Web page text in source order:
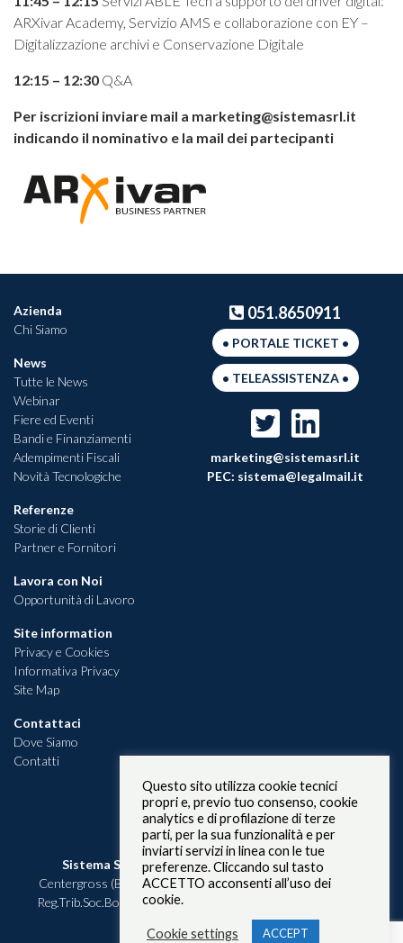
ARXivar Academy, Servizio AMS e collaborazione con EY –
Digitalizzazione archivi e Conservazione Digitale
12:15 – 12:30 Q&A
Per iscrizioni inviare mail a marketing@sistemasrl.it
indicando il nominativo e la mail dei partecipanti
Azienda
Chi Siamo
News
Tutte le News
Webinar
Fiere ed Eventi
Bandi e Finanziamenti
Adempimenti Fiscali
Novità Tecnologiche
Referenze
Storie di Clienti
Partner e Fornitori
Lavora con Noi
Opportunità di Lavoro
Site information
Privacy e Cookies
Informativa Privacy
Site Map
Contattaci
Dove Siamo
Contatti
051.8650911
• PORTALE TICKET •
• TELEASSISTENZA •
marketing@sistemasrl.it
PEC: sistema@legalmail.it
Sistema S.r.l.
Blocco 4B Galleria B n. 3 40050 Funo
Centergross (BO) P.IVA 00612331207 – C.F. 03324000375
Reg.Trib.Soc.Bo: 03324000375 Rea n. 280068 - Cap.Soc. i.v. €
Questo sito utilizza cookie tecnici
propri e, previo tuo consenso, cookie
analytics e di profilazione di terze
parti, per la sua funzionalità e per
inviarti servizi in linea con le tue
preferenze. Cliccando sul tasto
ACCETTO acconsenti all’uso dei
cookie.
Cookie settings ACCEPT